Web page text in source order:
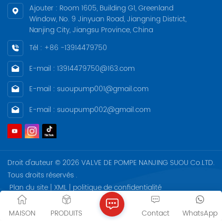
protection d'arbre
remplaçable et bague
d'étanchéité du corps de
pompe remplaçable, et la
conception est conforme à
ATEX.
pompe remplaçables, et
conception conforme à la
norme ATEX
Ajouter : Room 1605, Building G1, Greenland
Window, No. 9 Jinyuan Road, Jiangning District,
Nanjing City, Jiangsu Province, China
Tél : +86 -13914479750
E-mail : 13914479750@163.com
E-mail : suoupump001@gmail.com
E-mail : suoupump002@gmail.com
Droit d'auteur © 2026 VALVE DE POMPE NANJING SUOU Co.LTD.
Tous droits réservés .
Plan du site | XML | politique de confidentialité
IPv6 network supported.
MAISON
PRODUITS WhatsApp
Contact